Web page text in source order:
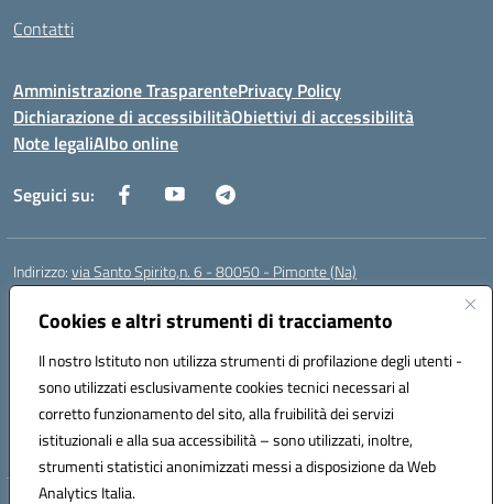
Cookies e altri strumenti di tracciamento
Il nostro Istituto non utilizza strumenti di profilazione degli utenti -
sono utilizzati esclusivamente cookies tecnici necessari al
corretto funzionamento del sito, alla fruibilità dei servizi
istituzionali e alla sua accessibilità – sono utilizzati, inoltre,
strumenti statistici anonimizzati messi a disposizione da Web
Analytics Italia.
Contatti
Amministrazione TrasparentePrivacy Policy
Dichiarazione di accessibilitàObiettivi di accessibilità
Note legaliAlbo online
Seguici su:
Indirizzo:via Santo Spirito,n. 6 - 80050 - Pimonte (Na)
Centralino:
Posta elettronica certificata (PEC):naic86400x@pec.istruzione.it
Codice fiscale: 82008870634
Codice meccanografico:NAIC86400X
Codice Indice delle Pubbliche Amministrazioni (IPA): ISTSC_NAIC86400X
Codice unico di fatturazione (CUF): UF5NKX